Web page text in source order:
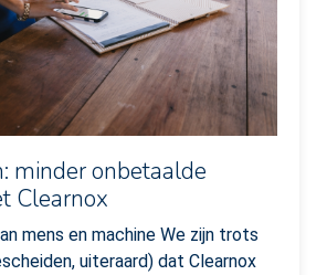
minder onbetaalde
Clearnox
mens en machine We zijn trots
uiteraard) dat Clearnox